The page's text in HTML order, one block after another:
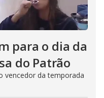
para o dia da
do Patrão
vencedor da temporada